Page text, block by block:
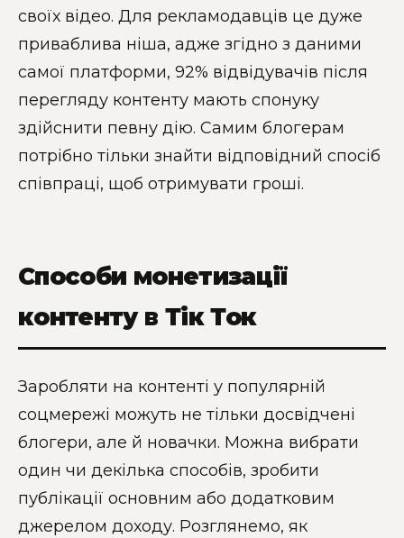
своїх відео. Для рекламодавців це дуже
приваблива ніша, адже згідно з даними
самої платформи, 92% відвідувачів після
перегляду контенту мають спонуку
здійснити певну дію. Самим блогерам
потрібно тільки знайти відповідний спосіб
співпраці, щоб отримувати гроші.
Способи монетизації
контенту в Тік Ток
Заробляти на контенті у популярній
соцмережі можуть не тільки досвідчені
блогери, але й новачки. Можна вибрати
один чи декілька способів, зробити
публікації основним або додатковим
джерелом доходу. Розглянемо, як